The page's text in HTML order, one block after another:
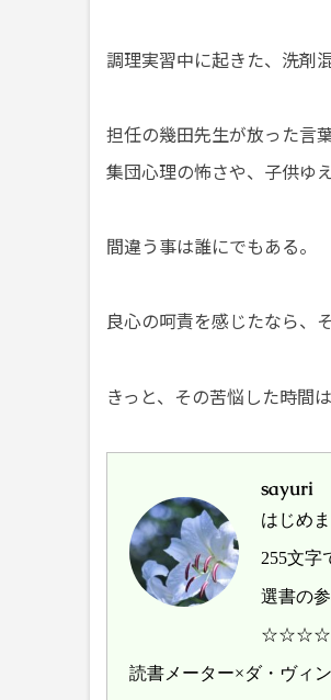
調理実習中に起きた、洗剤
担任の幾田先生が放った言
集団心理の怖さや、子供ゆ
間違う事は誰にでもある。
良心の呵責を感じたなら、
きっと、その苦悩した時間
sayuri
はじめま
255文字
選書の
読書メーター×ダ・ヴィ